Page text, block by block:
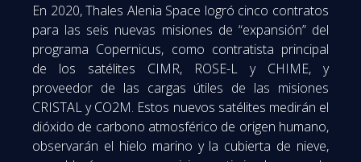
En 2020, Thales Alenia Space logró cinco contratos
para las seis nuevas misiones de “expansión” del
programa Copernicus, como contratista principal
de los satélites CIMR, ROSE-L y CHIME, y
proveedor de las cargas útiles de las misiones
CRISTAL y CO2M. Estos nuevos satélites medirán el
dióxido de carbono atmosférico de origen humano,
observarán el hielo marino y la cubierta de nieve,